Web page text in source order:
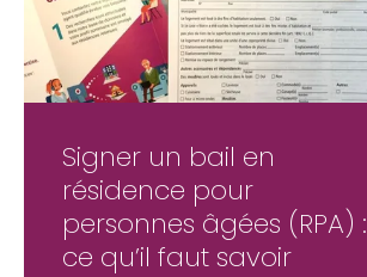
Signer un bail en
résidence pour
personnes âgées (RPA) :
ce qu’il faut savoir